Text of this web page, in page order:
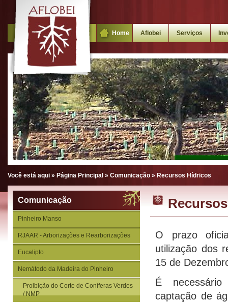
Home Aflobei Serviços
Você está aqui » Página Principal » Comunicação » Recursos Hídricos
Comunicação
Pinheiro Manso
RJAAR - Arborizações e Rearborizações
Eucalipto
Nemátodo da Madeira do Pinheiro
Proibição do Corte de Coníferas Verdes
/ NMP
O prazo
utilização dos
15 de
É
captação de